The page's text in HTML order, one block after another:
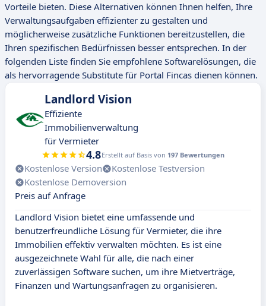
Vorteile bieten. Diese Alternativen können Ihnen helfen, Ihre
Verwaltungsaufgaben effizienter zu gestalten und
möglicherweise zusätzliche Funktionen bereitzustellen, die
Ihren spezifischen Bedürfnissen besser entsprechen. In der
folgenden Liste finden Sie empfohlene Softwarelösungen, die
als hervorragende Substitute für Portal Fincas dienen können.
Landlord Vision
Effiziente
Immobilienverwaltung
für Vermieter
4.8Erstellt auf Basis von 197 Bewertungen
Kostenlose Version
Kostenlose Testversion
Kostenlose Demoversion
Preis auf Anfrage
Landlord Vision bietet eine umfassende und
benutzerfreundliche Lösung für Vermieter, die ihre
Immobilien effektiv verwalten möchten. Es ist eine
ausgezeichnete Wahl für alle, die nach einer
zuverlässigen Software suchen, um ihre Mietverträge,
Finanzen und Wartungsanfragen zu organisieren.